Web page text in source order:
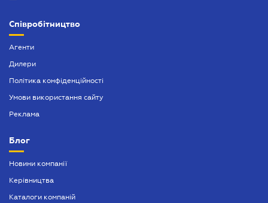
Співробітництво
Агенти
Дилери
Політика конфіденційності
Умови використання сайту
Реклама
Блог
Новини компанії
Керівництва
Каталоги компаній